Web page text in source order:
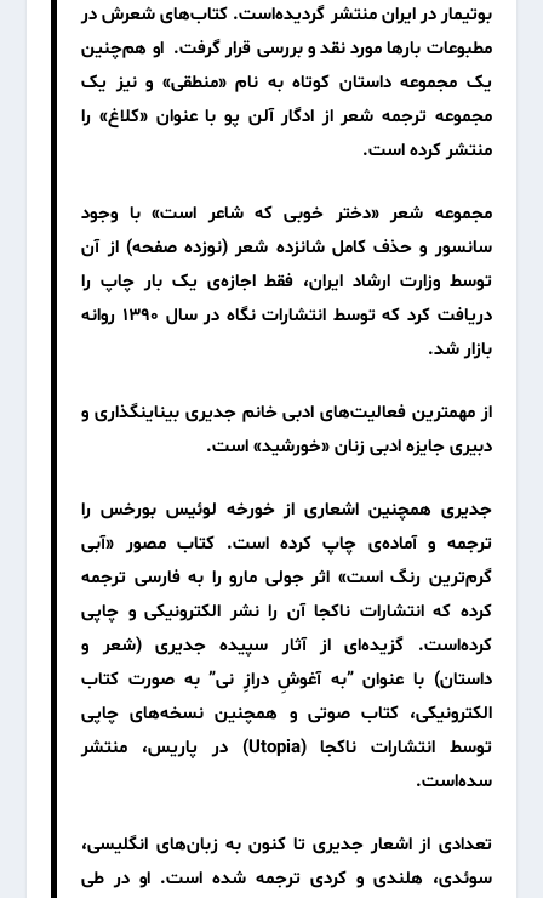
بوتیماردر ایران منتشر گردیده‌است. کتاب‌های شعرش در
مطبوعات بارها مورد نقد و بررسی قرار گرفت. او هم‌چنین
یک مجموعه داستان کوتاهبه نام «منطقی» و نیز یک
مجموعه ترجمه شعر از ادگار آلن پو با عنوان «کلاغ»را
منتشر کرده است.
مجموعه شعر«دختر خوبی که شاعر است»با وجود
سانسور و حذف کامل شانزده شعر (نوزده صفحه) از آن
توسط وزارت ارشاد ایران، فقط اجازه‌ی یک بار چاپ را
دریافت کرد که توسط انتشاراتنگاه
در سال ۱۳۹۰ روانه
بازار شد.
از مهمترین فعالیت‌های ادبی خانم جدیری بیناینگذاری و
دبیری جایزه ادبی زنان«خورشید»است.
جدیری همچنین اشعاری ازخورخه لوئیس بورخسرا
ترجمه و آماده‌ی چاپ کرده است. کتاب مصور «آبی
گرم‌ترین رنگ است» اثر جولی مارو را به فارسی ترجمه
کرده که انتشارات ناکجا آن را نشر الکترونیکی و چاپی
کرده‌است. گزیده‌ا‌ی از آثار سپیده جدیری (شعر و
داستان) با عنوان ”به آغوشِ درازِ نی” به صورت کتاب
الکترونیکی، کتاب صوتی و همچنین نسخه‌ها‌ی چاپی
توسط انتشارات ناکجا
(Utopia) در پاریس، منتشر
سده‌است.
تعدادی از اشعار جدیری تا کنون به زبان‌های انگلیسی،
سوئدی، هلندی و کردی ترجمه شده است. او در طی